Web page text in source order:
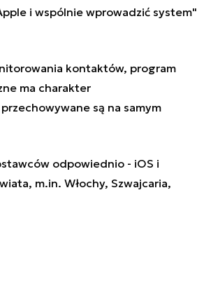
i wspólnie wprowadzić system"
kontaktów, program
ma charakter
są na samym
odpowiednio - iOS i
m.in. Włochy, Szwajcaria,